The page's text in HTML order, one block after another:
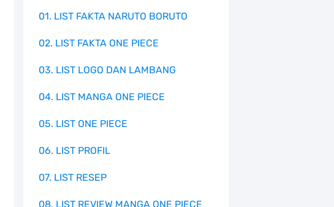
01. LIST FAKTA NARUTO BORUTO
02. LIST FAKTA ONE PIECE
03. LIST LOGO DAN LAMBANG
04. LIST MANGA ONE PIECE
05. LIST ONE PIECE
06. LIST PROFIL
07. LIST RESEP
08. LIST REVIEW MANGA ONE PIECE